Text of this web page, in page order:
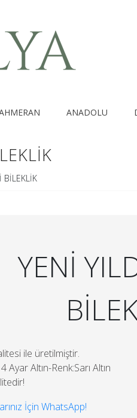
ANADOLU
BİLEKLİK
YENİ
ile üretilmiştir.
Ayar Altın-Renk:Sarı Altın
İçin WhatsApp!